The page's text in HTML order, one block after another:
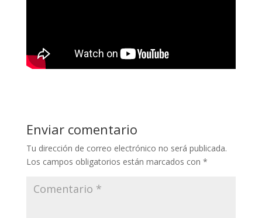
Enviar comentario
Tu dirección de correo electrónico no será publicada.
Los campos obligatorios están marcados con *